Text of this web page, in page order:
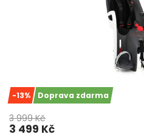
-13% Doprava zdarma
3 999 Kč
3 499 Kč